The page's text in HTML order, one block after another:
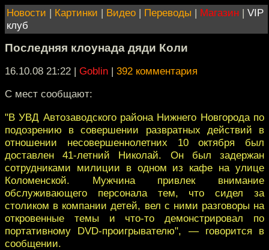
Новости | Картинки | Видео | Переводы | Магазин | VIP
клуб
Последняя клоунада дяди Коли
16.10.08 21:22 | Goblin | 392 комментария
С мест сообщают:
"В УВД Автозаводского района Нижнего Новгорода по
подозрению в совершении развратных действий в
отношении несовершеннолетних 10 октября был
доставлен 41-летний Николай. Он был задержан
сотрудниками милиции в одном из кафе на улице
Коломенской. Мужчина привлек внимание
обслуживающего персонала тем, что сидел за
столиком в компании детей, вел с ними разговоры на
откровенные темы и что-то демонстрировал по
портативному DVD-проигрывателю", — говорится в
сообщении.